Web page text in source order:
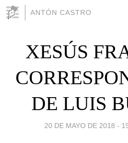
ANTÓN CASTRO
XESÚS
DE LUIS
20 DE MAYO DE 2018 -